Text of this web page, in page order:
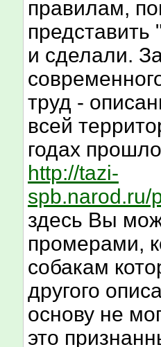
правилам,
и сделали.
труд -
всей
годах
http://tazi-
spb.narod.ru/
здесь Вы
промерами,
собакам
другого
основу не
это